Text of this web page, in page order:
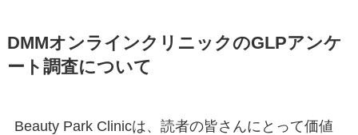
DMMオンラインクリニックのGLPアンケ
ート調査について
Beauty Park Clinicは、読者の皆さんにとって価値